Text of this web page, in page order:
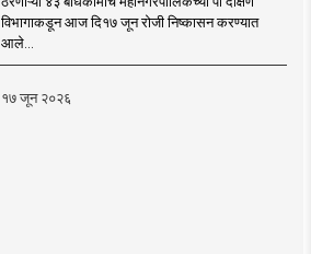
विभागाकडून आज दि१७ जून रोजी निष्कासन करण्यात
आले...
१७ जून २०२६